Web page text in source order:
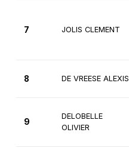
7 JOLIS CLEMENT
8 DE VREESE ALEXIS
9
DELOBELLE
OLIVIER